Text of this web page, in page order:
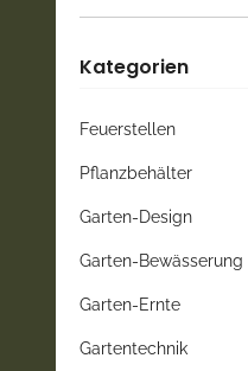
Kategorien
Feuerstellen
Pflanzbehälter
Garten-Design
Garten-Bewässerung
Garten-Ernte
Gartentechnik